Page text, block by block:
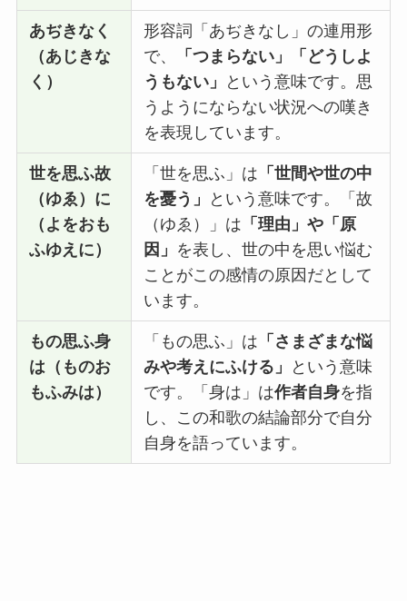
あぢきなく
（あじきな
く）
形容詞「あぢきなし」の連用形
で、
「つまらない」「どうしよ
うもない」
という意味です。思
うようにならない状況への嘆き
を表現しています。
世を思ふ故
（ゆゑ）に
（よをおも
ふゆえに）
「世を思ふ」は 「世間や世の中
を憂う」
という意味です。「故
（ゆゑ）」は 「理由」や「原
因」 を表し、世の中を思い悩む
ことがこの感情の原因だとして
います。
もの思ふ身
は（ものお
もふみは）
「もの思ふ」は 「さまざまな悩
みや考えにふける」
という意味
です。「身は」は作者自身を指
し、この和歌の結論部分で自分
自身を語っています。